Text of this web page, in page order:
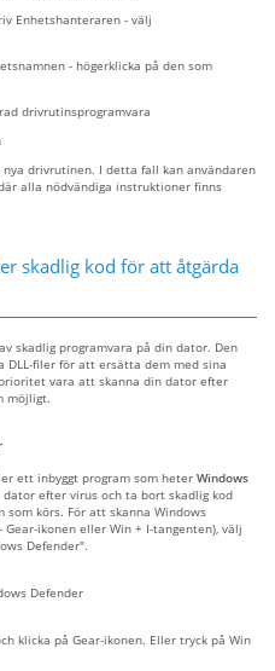
Enhetshanteraren - välj
- högerklicka på den som
drivrutinsprogramvara
drivrutinen. I detta fall kan användaren
alla nödvändiga instruktioner finns
skadlig kod för att åtgärda
skadlig programvara på din dator. Den
DLL-filer för att ersätta dem med sina
vara att skanna din dator efter
möjligt.
ett inbyggt program som heter Windows
dator efter virus och ta bort skadlig kod
körs. För att skanna Windows
ikonen eller Win + I-tangenten), välj
Defender".
Defender
klicka på Gear-ikonen. Eller tryck på Win